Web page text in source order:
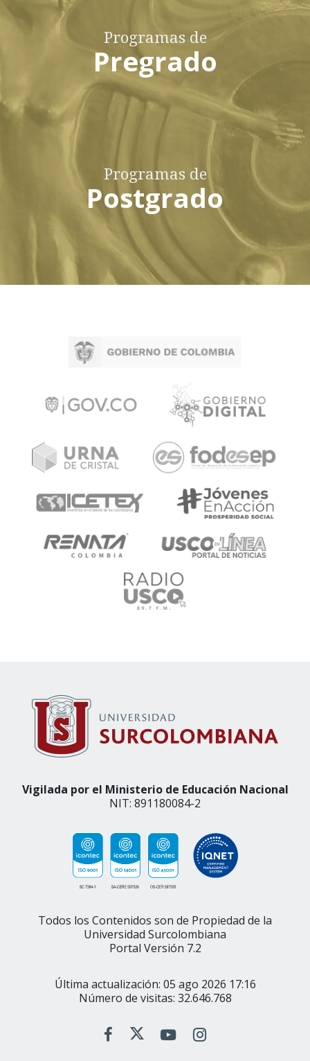
Programas de
Pregrado
Programas de
Postgrado
Vigilada por el Ministerio de Educación Nacional
NIT: 891180084-2
Todos los Contenidos son de Propiedad de la
Universidad Surcolombiana
Portal Versión 7.2
Última actualización: 05 ago 2026 17:16
Número de visitas: 32.646.768